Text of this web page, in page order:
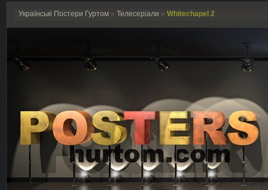
Українські Постери Гуртом » Телесеріали » Whitechapel 2